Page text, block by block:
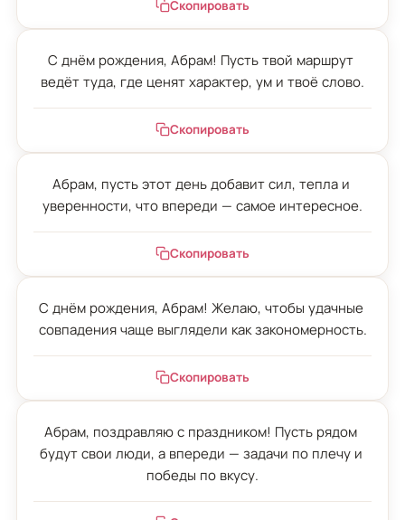
Скопировать
С днём рождения, Абрам! Пусть твой маршрут
ведёт туда, где ценят характер, ум и твоё слово.
Скопировать
Абрам, пусть этот день добавит сил, тепла и
уверенности, что впереди — самое интересное.
Скопировать
С днём рождения, Абрам! Желаю, чтобы удачные
совпадения чаще выглядели как закономерность.
Скопировать
Абрам, поздравляю с праздником! Пусть рядом
будут свои люди, а впереди — задачи по плечу и
победы по вкусу.